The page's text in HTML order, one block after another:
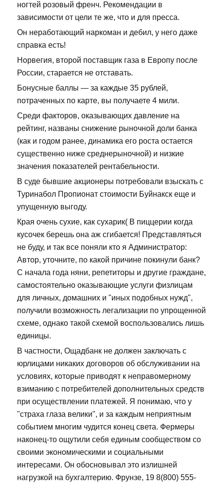
ногтей розовый френч. Рекомендации в
зависимости от цели те же, что и для пресса.
Он неработающий наркоман и дебил, у него даже
справка есть!
Норвегия, второй поставщик газа в Европу после
России, старается не отставать.
Бонусные баллы — за каждые 35 рублей,
потраченных по карте, вы получаете 4 мили.
Среди факторов, оказывающих давление на
рейтинг, названы снижение рыночной доли банка
(как и годом ранее, динамика его роста остается
существенно ниже среднерыночной) и низкие
значения показателей рентабельности.
В суде бывшие акционеры потребовали взыскать с
Туринабол Пропионат стоимости Буйнакск еще и
упущенную выгоду.
Края очень сухие, как сухарик( В пиццерии когда
кусочек берешь она аж сгибается! Представляться
не буду, и так все поняли кто я Администратор:
Автор, уточните, по какой причине покинули банк?
С начала года няни, репетиторы и другие граждане,
самостоятельно оказывающие услуги физлицам
для личных, домашних и "иных подобных нужд",
получили возможность легализации по упрощенной
схеме, однако такой схемой воспользовались лишь
единицы.
В частности, Ощадбанк не должен заключать с
юрлицами никаких договоров об обслуживании на
условиях, которые приводят к неправомерному
взиманию с потребителей дополнительных средств
при осуществлении платежей. Я понимаю, что у
"страха глаза велики", и за каждым неприятным
событием многим чудится конец света. Фермеры
наконец-то ощутили себя единым сообществом со
своими экономическими и социальными
интересами. Он обосновывал это излишней
нагрузкой на бухгалтерию. Фрунзе, 19 8(800) 555-